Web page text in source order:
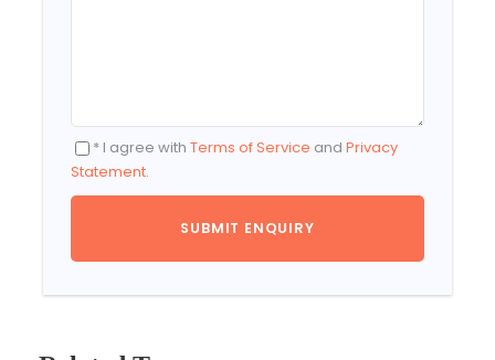
* I agree with Terms of Service and Privacy
Statement.